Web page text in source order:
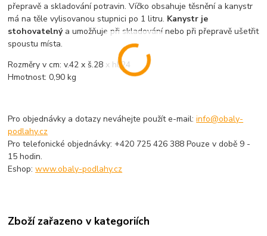
přepravě a skladování potravin. Víčko obsahuje těsnění a kanystr
má na těle vylisovanou stupnici po 1 litru. Kanystr je
stohovatelnýa umožňuje při skladování nebo při přepravě ušetřit
spoustu místa.
Rozměry v cm: v.42 x š.28 x hl.24
Hmotnost: 0,90 kg
Pro objednávky a dotazy neváhejte použít e-mail:info@obaly-
podlahy.cz
Pro telefonické objednávky: +420 725 426 388 Pouze v době 9 -
15 hodin.
Eshop:www.obaly-podlahy.cz
Zboží zařazeno v kategoriích